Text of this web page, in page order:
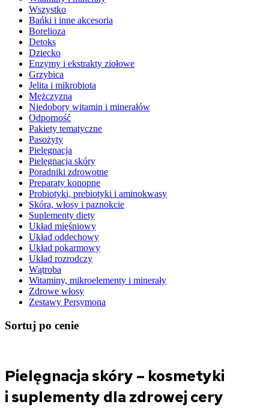
Wszystko
Bańki i inne akcesoria
Borelioza
Detoks
Dziecko
Enzymy i ekstrakty ziołowe
Grzybica
Jelita i mikrobiota
Mężczyzna
Niedobory witamin i minerałów
Odporność
Pakiety tematyczne
Pasożyty
Pielęgnacja
Pielęgnacja skóry
Poradniki zdrowotne
Preparaty konopne
Probiotyki, prebiotyki i aminokwasy
Skóra, włosy i paznokcie
Suplementy diety
Układ mięśniowy
Układ oddechowy
Układ pokarmowy
Układ rozrodczy
Wątroba
Witaminy, mikroelementy i minerały
Zdrowe włosy
Zestawy Persymona
Sortuj po cenie
Pielęgnacja skóry – kosmetyki
i suplementy dla zdrowej cery